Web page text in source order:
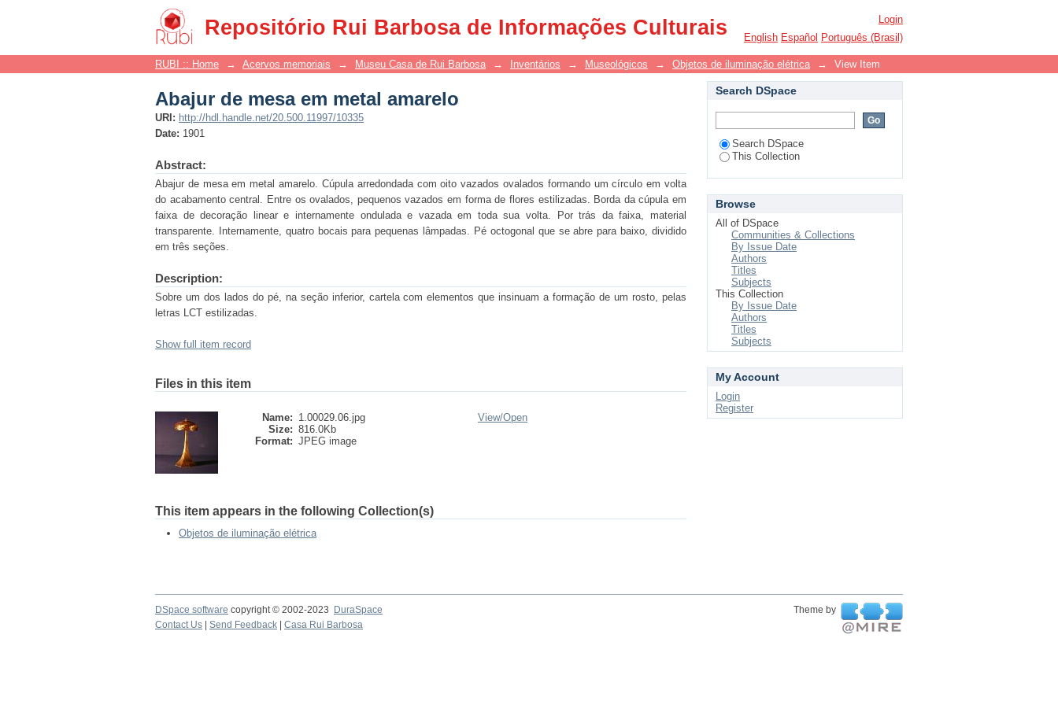
Repositório Rui Barbosa de Informações Culturais
Abajur de mesa em metal amarelo
Login
English Español Português (Brasil)
RUBI :: Home → Acervos memoriais → Museu Casa de Rui Barbosa → Inventários → Museológicos → Objetos de iluminação elétrica → View Item
Abajur de mesa em metal amarelo
URI: http://hdl.handle.net/20.500.11997/10335
Date: 1901
Abstract:
Abajur de mesa em metal amarelo. Cúpula arredondada com oito vazados ovalados formando um círculo em volta
do acabamento central. Entre os ovalados, pequenos vazados em forma de flores estilizadas. Borda da cúpula em
faixa de decoração linear e internamente ondulada e vazada em toda sua volta. Por trás da faixa, material
transparente. Internamente, quatro bocais para pequenas lâmpadas. Pé octogonal que se abre para baixo, dividido
em três seções.
Description:
Sobre um dos lados do pé, na seção inferior, cartela com elementos que insinuam a formação de um rosto, pelas
letras LCT estilizadas.
Show full item record
Files in this item
Name: 1.00029.06.jpg
Size: 816.0Kb
Format: JPEG image
View/Open
This item appears in the following Collection(s)
Objetos de iluminação elétrica
Search DSpace
Search DSpace
This Collection
Browse
All of DSpace
Communities & Collections
By Issue Date
Authors
Titles
Subjects
This Collection
By Issue Date
Authors
Titles
Subjects
My Account
Login
Register
DSpace software copyright © 2002-2023 DuraSpace
Theme by
Contact Us
Send Feedback Casa Rui Barbosa